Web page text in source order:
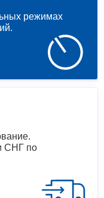
СНГ по
режимах